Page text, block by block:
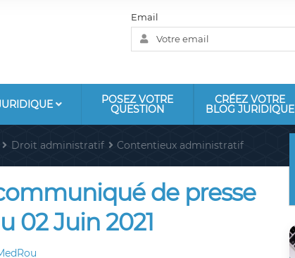
Email
POSEZ VOTRE
QUESTION
CRÉEZ VOTRE
BLOG JURIDIQUE
Droit administratif Contentieux administratif
de presse
02 Juin 2021